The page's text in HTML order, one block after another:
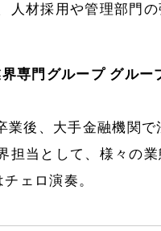
材採用や管理部門の
専門グループ グル
後、大手金融機関で
担当として、様々の
ェロ演奏。